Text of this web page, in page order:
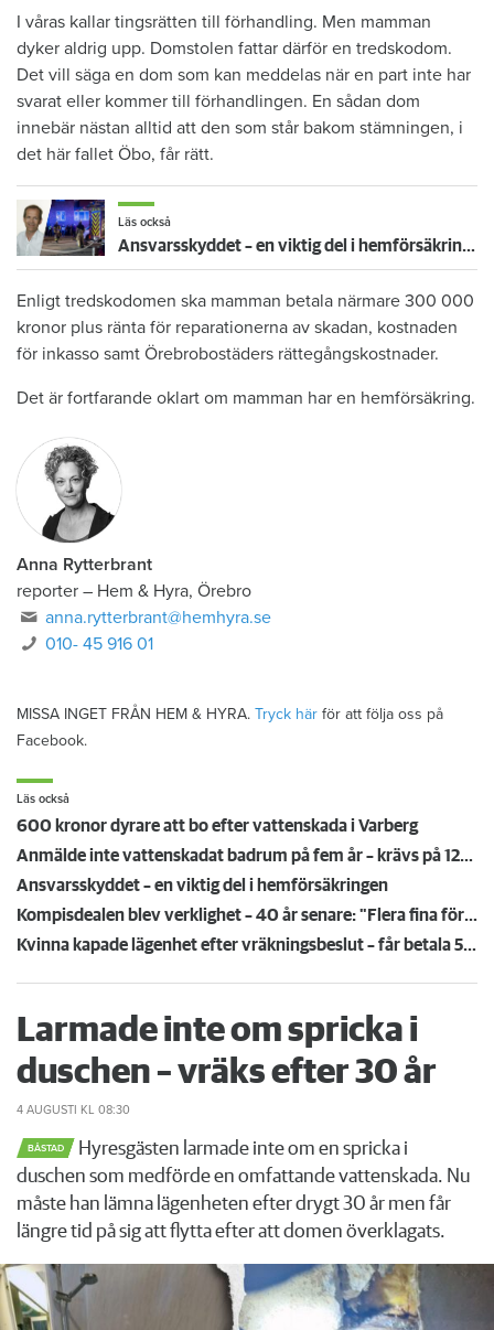
I våras kallar tingsrätten till förhandling. Men mamman
dyker aldrig upp. Domstolen fattar därför en tredskodom.
Det vill säga en dom som kan meddelas när en part inte har
svarat eller kommer till förhandlingen. En sådan dom
innebär nästan alltid att den som står bakom stämningen, i
det här fallet Öbo, får rätt.
Läs också
Ansvarsskyddet – en viktig del i hemförsäkringen
Enligt tredskodomen ska mamman betala närmare 300 000
kronor plus ränta för reparationerna av skadan, kostnaden
för inkasso samt Örebrobostäders rättegångskostnader.
Det är fortfarande oklart om mamman har en hemförsäkring.
Anna Rytterbrant
reporter – Hem & Hyra, Örebro
anna.rytterbrant@hemhyra.se
010- 45 916 01
MISSA INGET FRÅN HEM & HYRA. Tryck här för att följa oss på
Facebook.
Läs också
600 kronor dyrare att bo efter vattenskada i Varberg
Anmälde inte vattenskadat badrum på fem år – krävs på 125 000 kronor
Ansvarsskyddet – en viktig del i hemförsäkringen
Kompisdealen blev verklighet – 40 år senare: "Flera fina fördelar med att dela bostad"
Kvinna kapade lägenhet efter vräkningsbeslut – får betala 50 000
Larmade inte om spricka i
duschen – vräks efter 30 år
4 AUGUSTI KL 08:30
BÅSTAD
Hyresgästen larmade inte om en spricka i
duschen som medförde en omfattande vattenskada. Nu
måste han lämna lägenheten efter drygt 30 år men får
längre tid på sig att flytta efter att domen överklagats.